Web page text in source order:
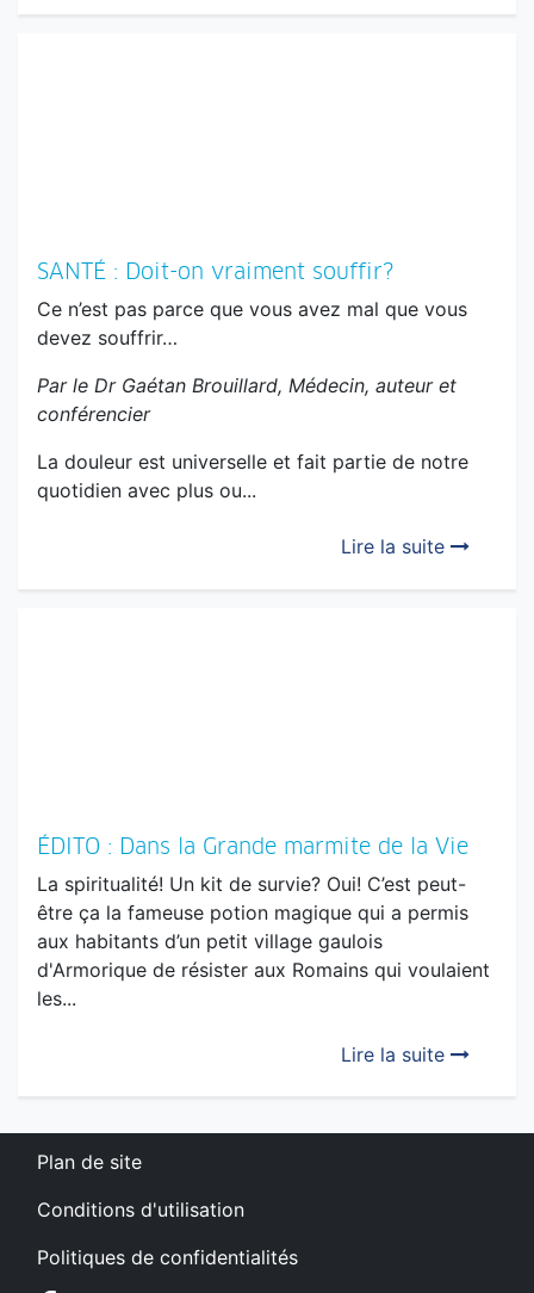
SANTÉ : Doit-on vraiment souffir?
Ce n’est pas parce que vous avez mal que vous
devez souffrir…
Par le Dr Gaétan Brouillard, Médecin, auteur et
conférencier
La douleur est universelle et fait partie de notre
quotidien avec plus ou...
Lire la suite
ÉDITO : Dans la Grande marmite de la Vie
La spiritualité! Un kit de survie? Oui! C’est peut-
être ça la fameuse potion magique qui a permis
aux habitants d’un petit village gaulois
d'Armorique de résister aux Romains qui voulaient
les...
Lire la suite
Plan de site
Conditions d'utilisation
Politiques de confidentialités